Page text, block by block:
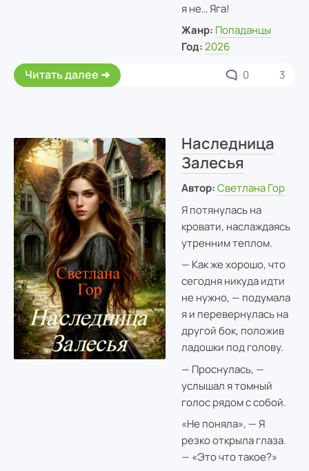
я не… Яга!
Жанр: Попаданцы
Год: 2026
Читать далее 0 3
Наследница
Залесья
Автор: Светлана Гор
Я потянулась на
кровати, наслаждаясь
утренним теплом.
— Как же хорошо, что
сегодня никуда идти
не нужно, — подумала
я и перевернулась на
другой бок, положив
ладошки под голову.
— Проснулась, —
услышал я томный
голос рядом с собой.
«Не поняла», — Я
резко открыла глаза.
— «Это что такое?»